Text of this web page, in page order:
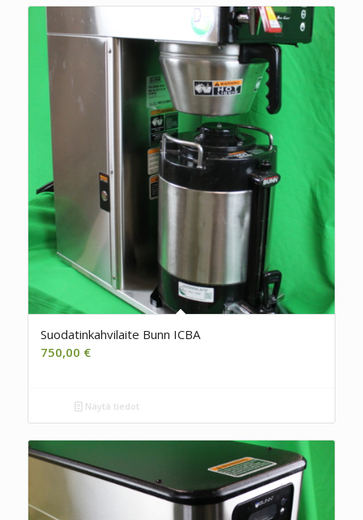
Suodatinkahvilaite Bunn ICBA
750,00 €
Näytä tiedot